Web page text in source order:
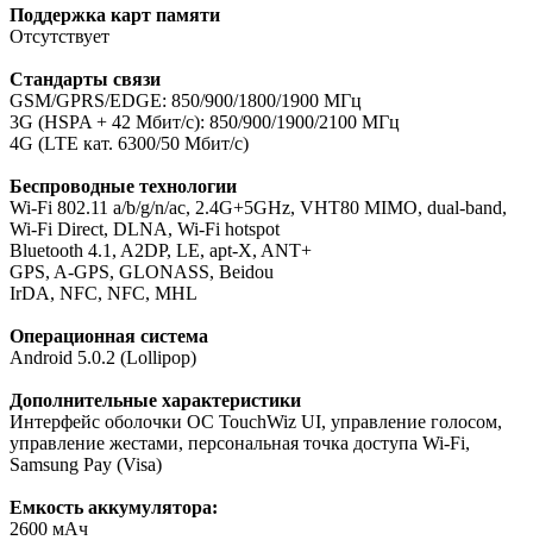
Поддержка карт памяти
Отсутствует
Стандарты связи
GSM/GPRS/EDGE: 850/900/1800/1900 МГц
3G (HSPA + 42 Мбит/с): 850/900/1900/2100 МГц
4G (LTE кат. 6300/50 Мбит/с)
Беспроводные технологии
Wi-Fi 802.11 a/b/g/n/ac, 2.4G+5GHz, VHT80 MIMO, dual-band,
Wi-Fi Direct, DLNA, Wi-Fi hotspot
Bluetooth 4.1, A2DP, LE, apt-X, ANT+
GPS, A-GPS, GLONASS, Beidou
IrDA, NFC, NFC, MHL
Операционная система
Android 5.0.2 (Lollipop)
Дополнительные характеристики
Интерфейс оболочки ОС TouchWiz UI, управление голосом,
управление жестами, персональная точка доступа Wi-Fi,
Samsung Pay (Visa)
Емкость аккумулятора:
2600 мАч